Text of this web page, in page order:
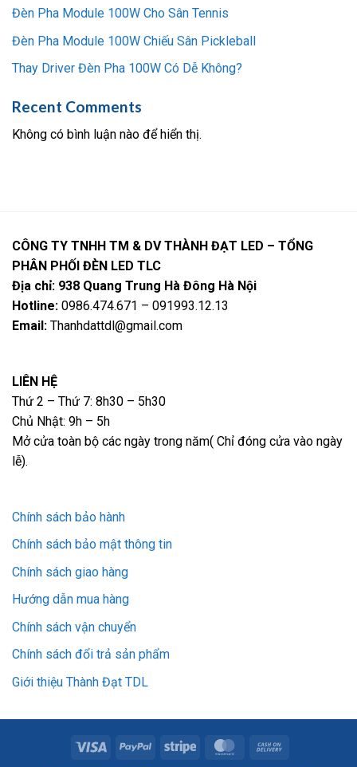
Đèn Pha Module 100W Cho Sân Tennis
Đèn Pha Module 100W Chiếu Sân Pickleball
Thay Driver Đèn Pha 100W Có Dễ Không?
Recent Comments
Không có bình luận nào để hiển thị.
CÔNG TY TNHH TM & DV THÀNH ĐẠT LED – TỔNG
PHÂN PHỐI ĐÈN LED TLC
Địa chỉ: 938 Quang Trung Hà Đông Hà Nội
Hotline: 0986.474.671 – 091993.12.13
Email: Thanhdattdl@gmail.com
LIÊN HỆ
Thứ 2 – Thứ 7: 8h30 – 5h30
Chủ Nhật: 9h – 5h
Mở cửa toàn bộ các ngày trong năm( Chỉ đóng cửa vào ngày
lễ).
Chính sách bảo hành
Chính sách bảo mật thông tin
Chính sách giao hàng
Hướng dẫn mua hàng
Chính sách vận chuyển
Chính sách đổi trả sản phẩm
Giới thiệu Thành Đạt TDL
Visa PayPal Stripe MasterCard